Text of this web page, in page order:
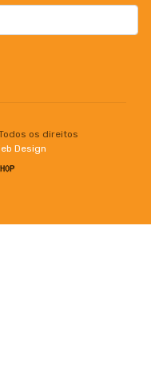
os direitos
Design